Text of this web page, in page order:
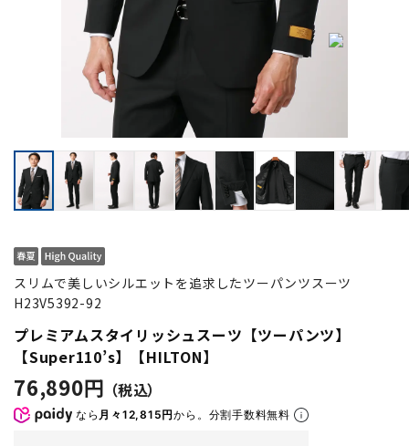
スリムで美しいシルエットを追求したツーパンツスーツ
H23V5392-92
プレミアムスタイリッシュスーツ【ツーパンツ】
【Super110’s】【HILTON】
76,890円
なら 月々12,815円から。分割手数料無料